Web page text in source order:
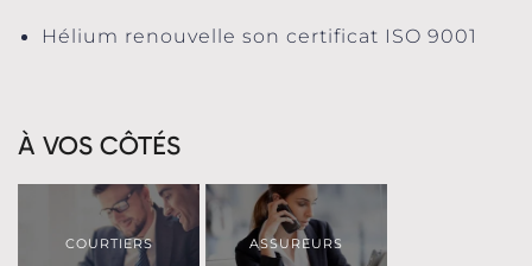
Hélium renouvelle son certificat ISO 9001
À VOS CÔTÉS
COURTIERS ASSUREURS